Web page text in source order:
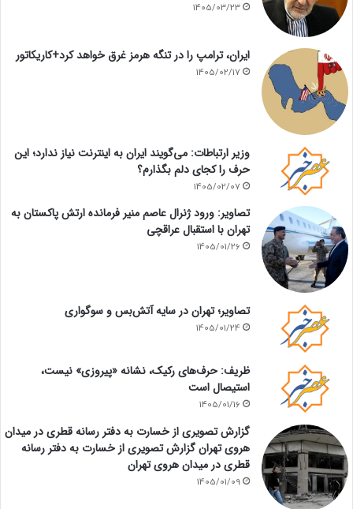
1405/03/23
ایران، ترامپ را در تنگه هرمز غرق خواهد کرد+کاریکاتور
1405/02/17
وزیر ارتباطات: می‌گویند ایران به اینترنت نیاز ندارد؛ این
حرف را کجای دلم بگذارم؟
1405/02/07
تصاویر: ورود ژنرال عاصم منیر فرمانده ارتش پاکستان به
تهران با استقبال عراقچی
1405/01/26
تصاویر؛ تهران در سایه آتش‌بس و سوگواری
1405/01/24
ظریف: حرف‌های رکیک، نشانه «پیروزی» نیست،
استیصال است
1405/01/16
گزارش تصویری از خسارت به دفتر رسانه قطری در میدان
هروی تهران گزارش تصویری از خسارت به دفتر رسانه
قطری در میدان هروی تهران
1405/01/09